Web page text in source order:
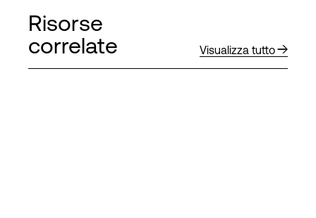
Risorse
correlate
Visualizza tutto